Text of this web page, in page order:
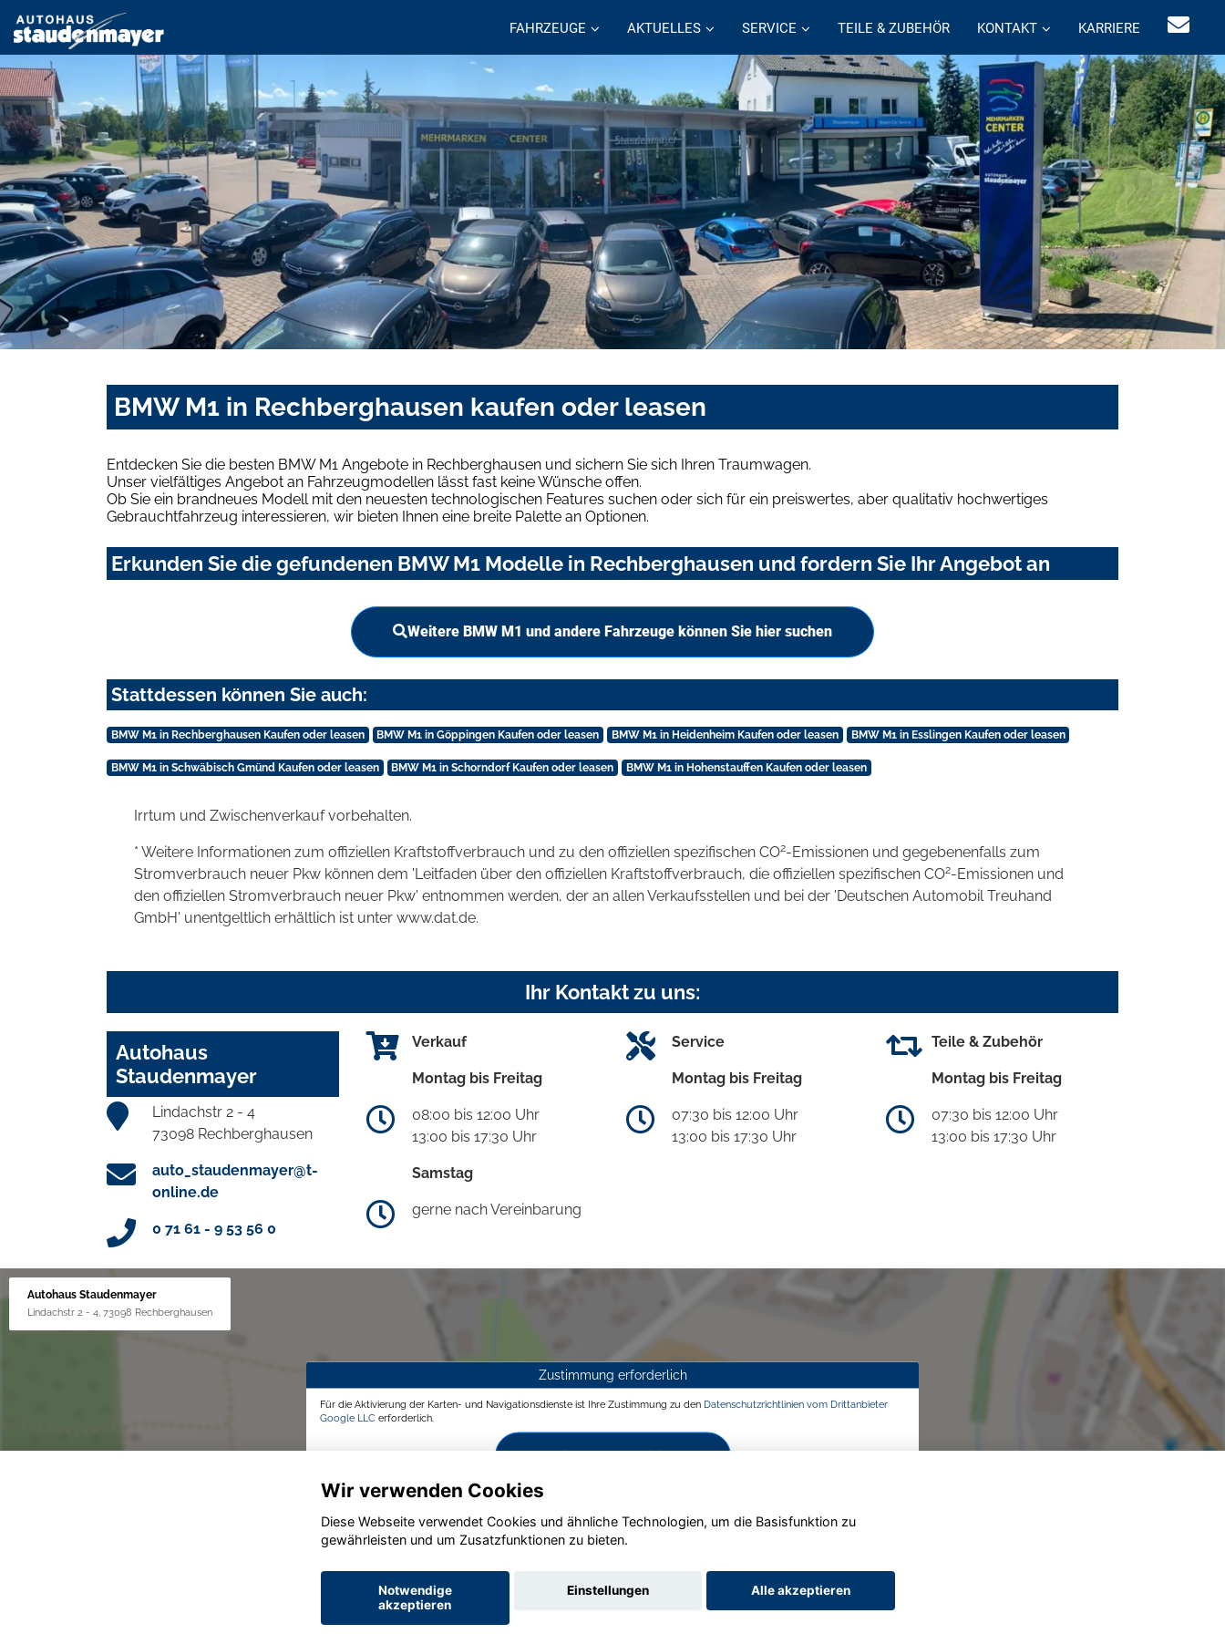
FAHRZEUGE AKTUELLES SERVICE TEILE & ZUBEHÖR KONTAKT KARRIERE
BMW M1 in Rechberghausen kaufen oder leasen
Entdecken Sie die besten BMW M1 Angebote in Rechberghausen und sichern Sie sich Ihren Traumwagen.
Unser vielfältiges Angebot an Fahrzeugmodellen lässt fast keine Wünsche offen.
Ob Sie ein brandneues Modell mit den neuesten technologischen Features suchen oder sich für ein preiswertes, aber qualitativ hochwertiges
Gebrauchtfahrzeug interessieren, wir bieten Ihnen eine breite Palette an Optionen.
Erkunden Sie die gefundenen BMW M1 Modelle in Rechberghausen und fordern Sie Ihr Angebot an
Weitere BMW M1 und andere Fahrzeuge können Sie hier suchen
Stattdessen können Sie auch:
BMW M1 in Rechberghausen Kaufen oder leasen BMW M1 in Göppingen Kaufen oder leasen BMW M1 in Heidenheim Kaufen oder leasen BMW M1 in Esslingen Kaufen oder leasen
BMW M1 in Schwäbisch Gmünd Kaufen oder leasen BMW M1 in Schorndorf Kaufen oder leasen BMW M1 in Hohenstauffen Kaufen oder leasen
Irrtum und Zwischenverkauf vorbehalten.
* Weitere Informationen zum offiziellen Kraftstoffverbrauch und zu den offiziellen spezifischen CO2-Emissionen und gegebenenfalls zum
Stromverbrauch neuer Pkw können dem 'Leitfaden über den offiziellen Kraftstoffverbrauch, die offiziellen spezifischen CO2-Emissionen und
den offiziellen Stromverbrauch neuer Pkw' entnommen werden, der an allen Verkaufsstellen und bei der 'Deutschen Automobil Treuhand
GmbH' unentgeltlich erhältlich ist unter www.dat.de.
Ihr Kontakt zu uns:
Autohaus
Staudenmayer
Lindachstr 2 - 4
73098 Rechberghausen
auto_staudenmayer@t-
online.de
0 71 61 - 9 53 56 0
Verkauf
Montag bis Freitag
08:00 bis 12:00 Uhr
13:00 bis 17:30 Uhr
Samstag
gerne nach Vereinbarung
Service
Montag bis Freitag
07:30 bis 12:00 Uhr
13:00 bis 17:30 Uhr
Teile & Zubehör
Montag bis Freitag
07:30 bis 12:00 Uhr
13:00 bis 17:30 Uhr
Autohaus Staudenmayer
Lindachstr 2 - 4, 73098 Rechberghausen
Zustimmung erforderlich
Für die Aktivierung der Karten- und Navigationsdienste ist Ihre Zustimmung zu den Datenschutzrichtlinien vom Drittanbieter
Google LLC erforderlich.
Zustimmen und aktivieren
Wir verwenden Cookies
Diese Webseite verwendet Cookies und ähnliche Technologien, um die Basisfunktion zu
gewährleisten und um Zusatzfunktionen zu bieten.
Notwendige
akzeptieren
Einstellungen Alle akzeptieren